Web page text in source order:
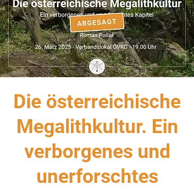
Die österreichische
Megalithkultur. Ein
verborgenes und
unerforschtes